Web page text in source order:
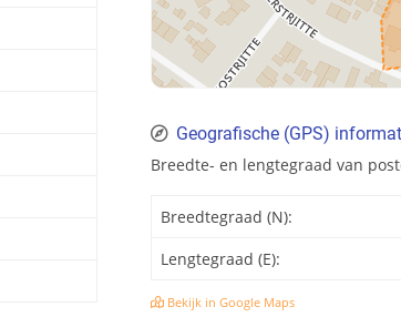
Geografische (GPS)
Breedte- en lengtegraad van
Breedtegraad (N):
Lengtegraad (E):
Bekijk in Google Maps